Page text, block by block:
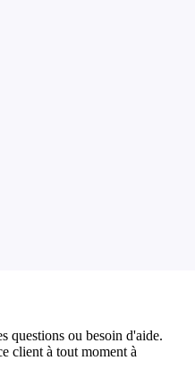
questions ou besoin d'aide.
client à tout moment à